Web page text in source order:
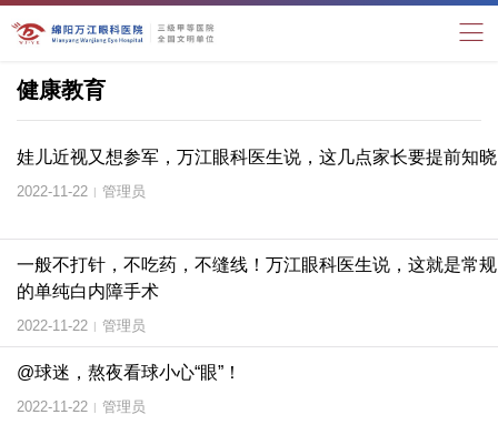
健康教育
娃儿近视又想参军，万江眼科医生说，这几点家长要提前知晓
2022-11-22 | 管理员
一般不打针，不吃药，不缝线！万江眼科医生说，这就是常规
的单纯白内障手术
2022-11-22 | 管理员
@球迷，熬夜看球小心“眼”！
2022-11-22 | 管理员